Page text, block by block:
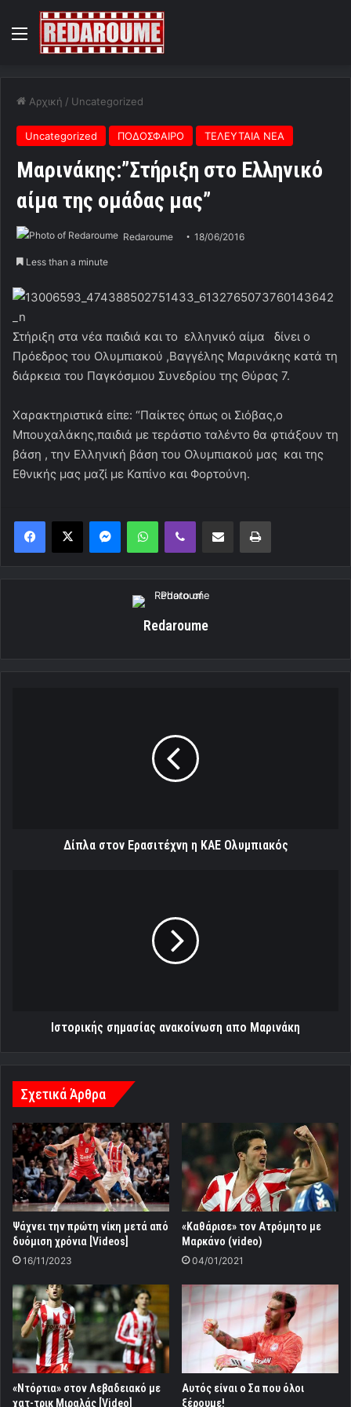
Menu
Αρχική / Uncategorized
Uncategorized ΠΟΔΟΣΦΑΙΡΟ ΤΕΛΕΥΤΑΙΑ ΝΕΑ
Μαρινάκης:”Στήριξη στο Ελληνικό
αίμα της ομάδας μας”
Redaroume 18/06/2016
Less than a minute
Στήριξη στα νέα παιδιά και το ελληνικό αίμα δίνει ο
Πρόεδρος του Ολυμπιακού ,Βαγγέλης Μαρινάκης κατά τη
διάρκεια του Παγκόσμιου Συνεδρίου της Θύρας 7.
Χαρακτηριστικά είπε: “Παίκτες όπως οι Σιόβας,ο
Μπουχαλάκης,παιδιά με τεράστιο ταλέντο θα φτιάξουν τη
βάση , την Ελληνική βάση του Ολυμπιακού μας και της
Εθνικής μας μαζί με Καπίνο και Φορτούνη.
MessengerWhatsAppViber Κοινοποίηση μέσω ηλεκτρονικού ταχυδρομείουΕκτύπωση
Redaroume
Δίπλα στον Ερασιτέχνη η ΚΑΕ Ολυμπιακός
Ιστορικής σημασίας ανακοίνωση απο Μαρινάκη
Σχετικά Άρθρα
Ψάχνει την πρώτη νίκη μετά από
δυόμιση χρόνια [Videos]
16/11/2023
«Καθάρισε» τoν Ατρόμητο με
Μαρκάνο (video)
04/01/2021
«Ντόρτια» στον Λεβαδειακό με
χατ-τρικ Μιραλάς [Video]
Αυτός είναι ο Σα που όλοι
ξέρουμε!